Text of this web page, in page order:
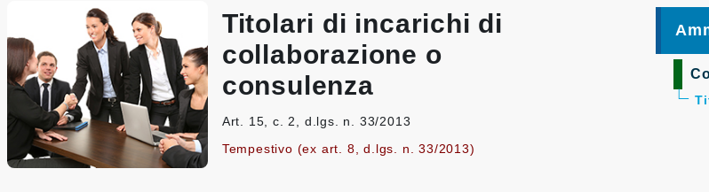
Titolari di incarichi di
collaborazione o
consulenza
Art. 15, c. 2, d.lgs. n. 33/2013
Tempestivo (ex art. 8, d.lgs. n. 33/2013)